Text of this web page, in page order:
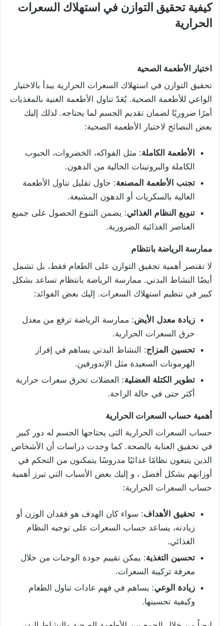
كيفية تحقيق التوازن في استهلاك السعرات
الحرارية
اختيار الأطعمة الصحية
تحقيق التوازن في استهلاك السعرات الحرارية يبدأ بالاختيار
الواعي للأطعمة الصحية. يُعَدّ تناول الأطعمة الغنية بالمغذيات
أمرًا ضروريًا لضمان تقديم الجسم لما يحتاجه. لذلك إليك
بعض النصائح لاختيار الأطعمة الصحية:
الأطعمة الكاملة: مثل الفواكه، الخضروات، الحبوب
الكاملة والبروتينات الخالية من الدهون.
تجنب الأطعمة المصنعة: حاول تقليل تناول الأطعمة
العالية بالسكريات أو الدهون المشبعة.
تنويع النظام الغذائي: يضمن التنوع الحصول على جميع
العناصر الغذائية الضرورية.
ممارسة الرياضة بانتظام
لا تقتصر أهمية تحقيق التوازن على الطعام فقط، بل تشمل
أيضًا النشاط البدني. ممارسة الرياضة بانتظام تساعد بشكل
كبير في تنظيم استهلاك السعرات. إليك بعض الفوائد:
زيادة معدل الأيض: ممارسة الرياضة ترفع من معدل
حرق السعرات الحرارية.
تحسين المزاج: النشاط البدني يساهم في إفراز
الهرمونات السعيدة مثل الإندورفين.
تطوير الكتلة العضلية: العضلات تحرق سعرات حرارية
أكثر حتى في حالة الراحة.
أهمية حساب السعرات الحرارية
حساب السعرات الحرارية التى يحتاجها الجسم له دور كبير
في تحقيق العناية بالصحة. كما وجدت دراسات أن الأشخاص
الذين يتبعون نظامًا غذائيًا مدروسًا يتمكنون من التحكم في
أوزانهم بشكل أفضل ، و إليك بعض الأسباب التي تبرز أهمية
حساب السعرات الحرارية:
تحقيق الأهداف: سواء كان الهدف هو فقدان الوزن أو
زيادته، يساعد حساب السعرات على توجيه النظام
الغذائي.
تحسين التغذية: يمكن تقييم جودة الوجبات من خلال
معرفة تركيبة السعرات.
زيادة الوعي: يساهم في فهم عادات تناول الطعام
وكيفية تحسينها.